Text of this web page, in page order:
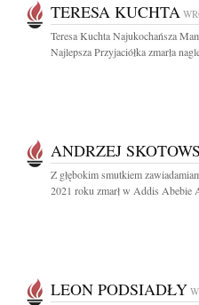
TERESA KUCHTA
Teresa Kuchta Najukochańsza
Najlepsza Przyjaciółka zmarła
ANDRZEJ
Z głębokim smutkiem
2021 roku zmarł w Addis Abebie
LEON PODSIADŁY